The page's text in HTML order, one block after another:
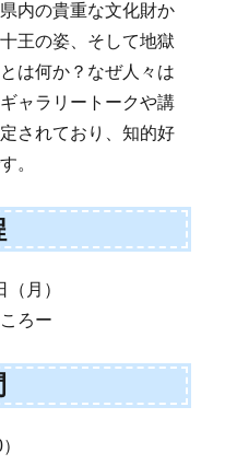
内の貴重な文化財か
王の姿、そして地獄
は何か？なぜ人々は
ャラリートークや講
されており、知的好
。
月）
ろー